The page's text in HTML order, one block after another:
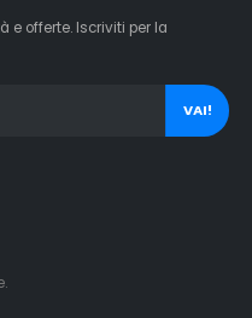
e offerte. Iscriviti per la
VAI!